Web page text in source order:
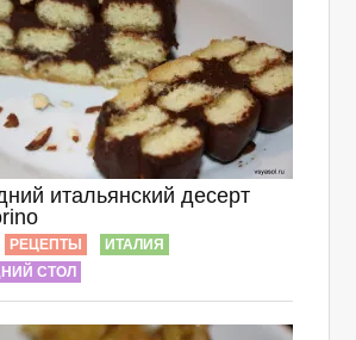
итальянский десерт
РЕЦЕПТЫ
ИТАЛИЯ
СТОЛ